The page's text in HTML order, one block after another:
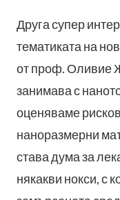
Друга супер
тематиката на
от проф. Оливие
занимава с
оценяваме
наноразмерни
става дума за
някакви нокси, с